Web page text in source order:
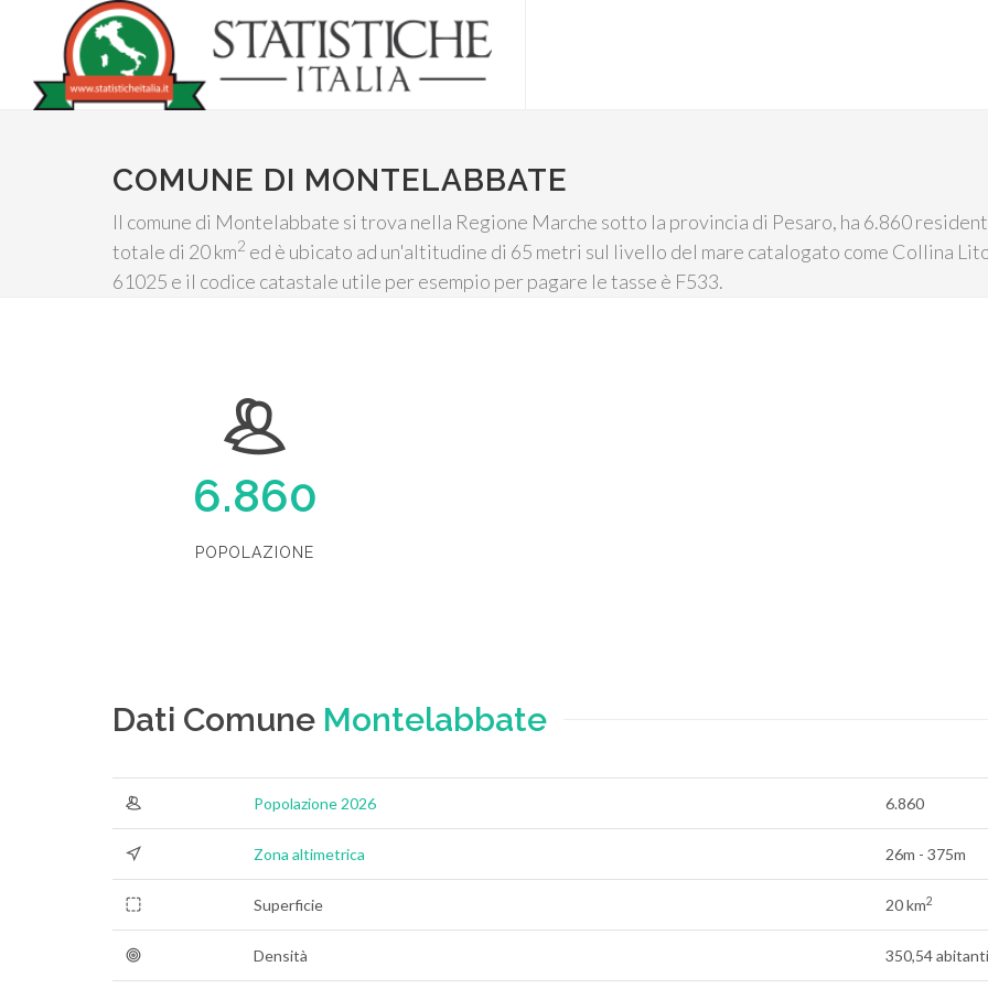
COMUNE DI MONTELABBATE
Il comune di Montelabbate si trova nella Regione Marche sotto la provincia di Pesaro, ha 6.860
totale di 20 km2 ed è ubicato ad un'altitudine di 65 metri sul livello del mare catalogato come Collina
61025 e il codice catastale utile per esempio per pagare le tasse è F533.
6.860
POPOLAZIONE
Dati Comune Montelabbate
Popolazione 2026 6.860
Zona altimetrica 26m - 375m
Superficie 20 km2
Densità 350,54